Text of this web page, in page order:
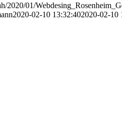
2020/01/
2020-02-10 13:32:402020-02-10